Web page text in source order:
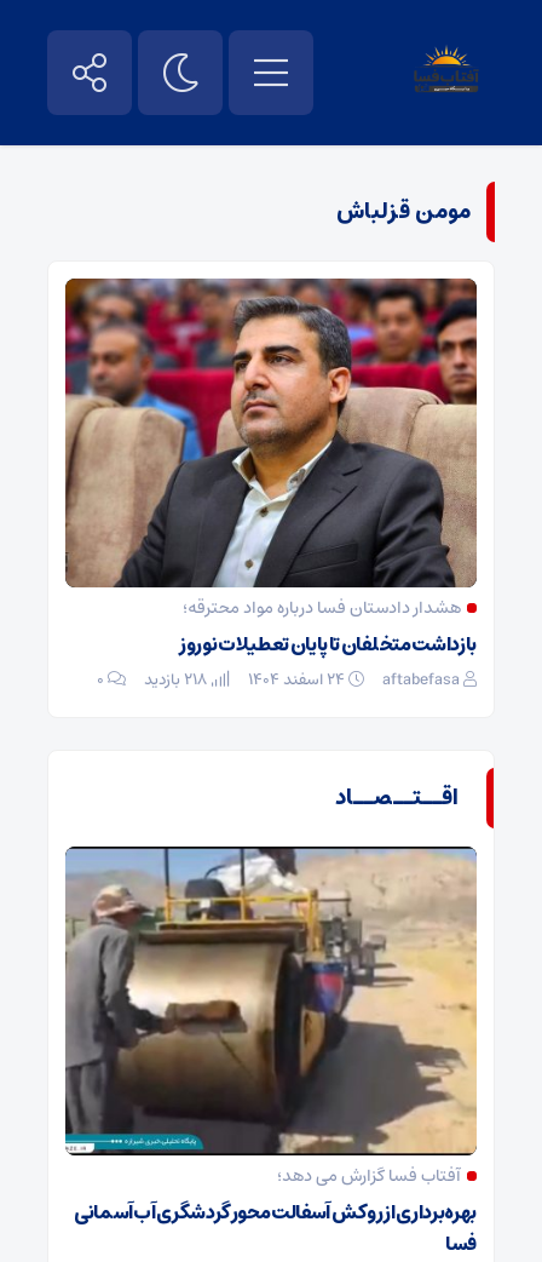
مومن قزلباش
هشدار دادستان فسا درباره مواد محترقه؛
بازداشت متخلفان تا پایان تعطیلات نوروز
aftabefasa ۰
اقــتــصــاد
آفتاب فسا گزارش می دهد؛
بهره‌برداری از روکش آسفالت محور گردشگری آب‌آسمانی
فسا